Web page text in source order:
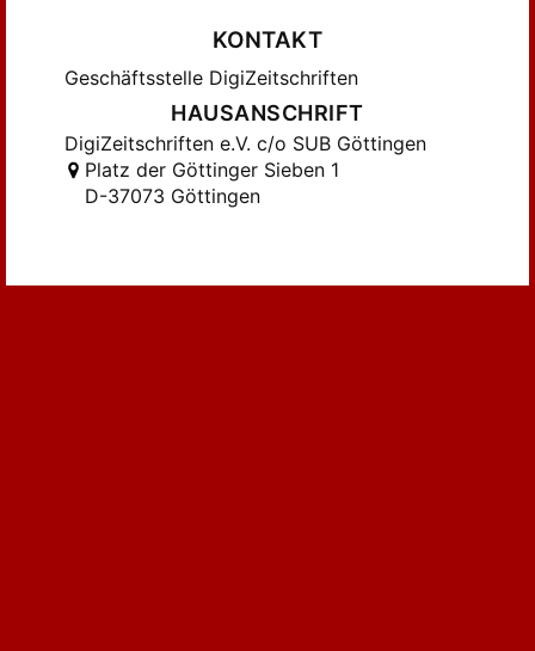
KONTAKT
Geschäftsstelle DigiZeitschriften
HAUSANSCHRIFT
DigiZeitschriften e.V. c/o SUB Göttingen
Platz der Göttinger Sieben 1
D-37073 Göttingen